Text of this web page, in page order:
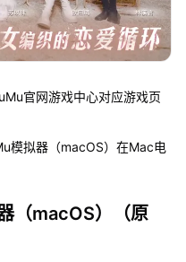
官网游戏中心对应游戏页
模拟器（macOS）在Mac电
（macOS）（原